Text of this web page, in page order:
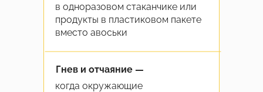
Гнев и отчаяние —
в одноразовом стаканчике или
продукты в пластиковом пакете
вместо авоськи
когда окружающие